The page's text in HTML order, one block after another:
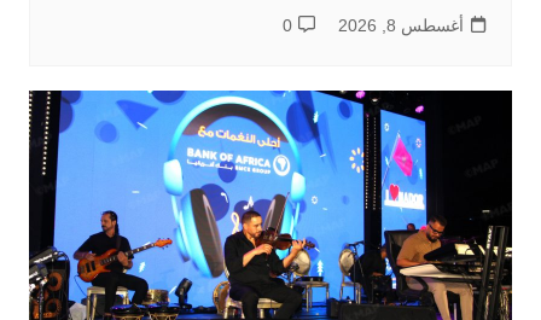
أغسطس 8, 2026 0